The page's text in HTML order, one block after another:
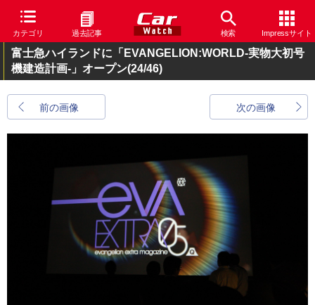
カテゴリ 過去記事 検索 Impressサイト
富士急ハイランドに「EVANGELION:WORLD-実物大初号
機建造計画-」オープン(24/46)
前の画像 次の画像